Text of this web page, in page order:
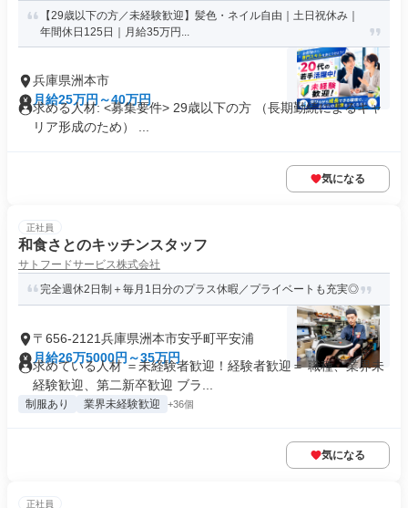
【29歳以下の方／未経験歓迎】髪色・ネイル自由｜土日祝休み｜
年間休日125日｜月給35万円...
兵庫県洲本市
月給25万円～40万円
求める人材: <募集要件> 29歳以下の方 （長期勤続によるキャ
リア形成のため） ...
気になる
正社員
和食さとのキッチンスタッフ
サトフードサービス株式会社
完全週休2日制＋毎月1日分のプラス休暇／プライベートも充実◎
〒656-2121兵庫県洲本市安乎町平安浦
月給26万5000円～35万円
求めている人材 ＝未経験者歓迎！経験者歓迎＝ 職種、業界未
経験歓迎、第二新卒歓迎 ブラ...
制服あり 業界未経験歓迎 +36個
気になる
正社員